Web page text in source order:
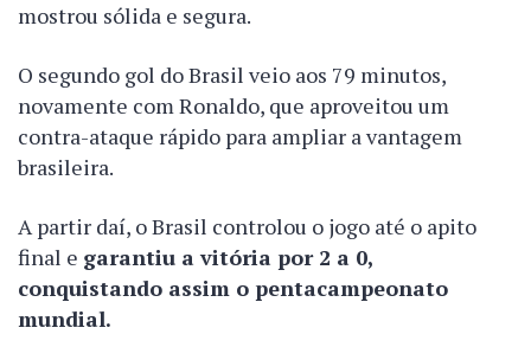
mostrou sólida e segura.
O segundo gol do Brasil veio aos 79 minutos,
novamente com Ronaldo, que aproveitou um
contra-ataque rápido para ampliar a vantagem
brasileira.
A partir daí, o Brasil controlou o jogo até o apito
final e garantiu a vitória por 2 a 0,
conquistando assim o pentacampeonato
mundial.